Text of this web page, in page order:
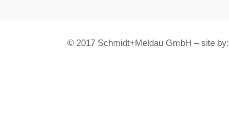
© 2017 Schmidt+Meldau GmbH – site by: